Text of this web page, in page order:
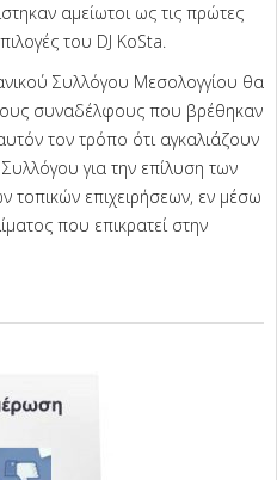
αμείωτοι ως τις πρώτες
του DJ KoSta.
Συλλόγου Μεσολογγίου θα
συναδέλφους που βρέθηκαν
τον τρόπο ότι αγκαλιάζουν
για την επίλυση των
τοπικών επιχειρήσεων, εν μέσω
που επικρατεί στην